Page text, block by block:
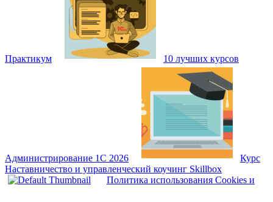
Практикум 10 лучших курсов
Администрирование 1С 2026
Курс
Наставничество и управленческий коучинг Skillbox
Политика использования Cookies и